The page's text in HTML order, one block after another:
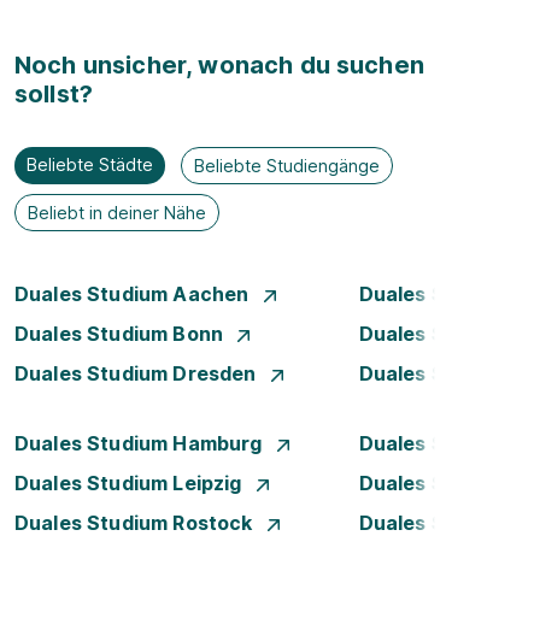
Noch unsicher, wonach du suchen
sollst?
Beliebte Städte Beliebte Studiengänge
Beliebt in deiner Nähe
Duales Studium Aachen
Duales Studium
Duales Studium Bonn
Duales Studium
Duales Studium Dresden
Duales Studium
Duales Studium Hamburg
Duales Studium
Duales Studium Leipzig
Duales Studium
Duales Studium Rostock
Duales Studium